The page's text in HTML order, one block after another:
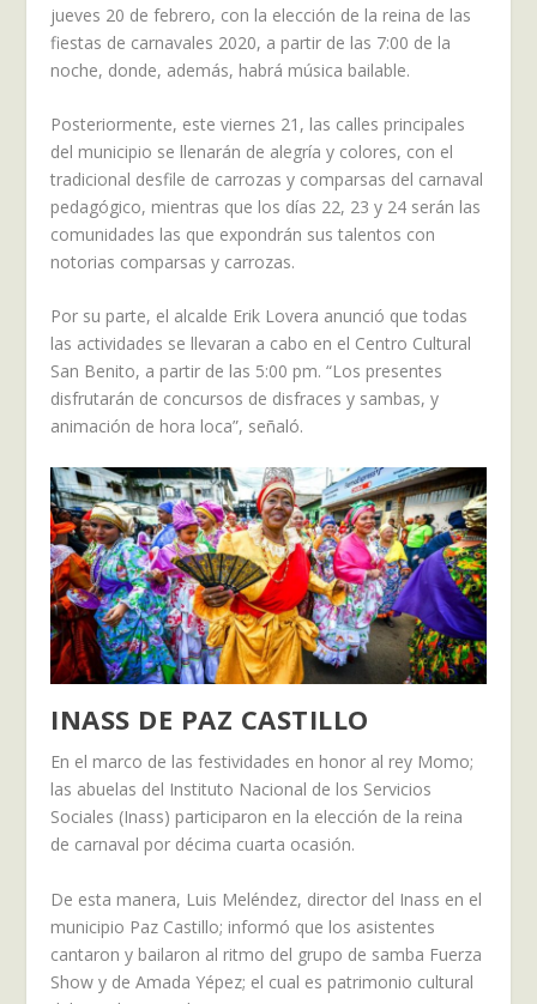
jueves 20 de febrero, con la elección de la reina de las
fiestas de carnavales 2020, a partir de las 7:00 de la
noche, donde, además, habrá música bailable.
Posteriormente, este viernes 21, las calles principales
del municipio se llenarán de alegría y colores, con el
tradicional desfile de carrozas y comparsas del carnaval
pedagógico, mientras que los días 22, 23 y 24 serán las
comunidades las que expondrán sus talentos con
notorias comparsas y carrozas.
Por su parte, el alcalde Erik Lovera anunció que todas
las actividades se llevaran a cabo en el Centro Cultural
San Benito, a partir de las 5:00 pm. “Los presentes
disfrutarán de concursos de disfraces y sambas, y
animación de hora loca”, señaló.
INASS DE PAZ CASTILLO
En el marco de las festividades en honor al rey Momo;
las abuelas del Instituto Nacional de los Servicios
Sociales (Inass) participaron en la elección de la reina
de carnaval por décima cuarta ocasión.
De esta manera, Luis Meléndez, director del Inass en el
municipio Paz Castillo; informó que los asistentes
cantaron y bailaron al ritmo del grupo de samba Fuerza
Show y de Amada Yépez; el cual es patrimonio cultural